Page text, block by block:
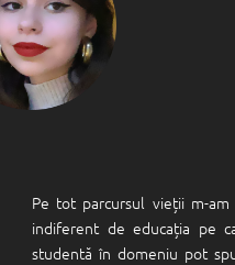
Pe tot parcursul vieții m-
indiferent de educația pe
studentă în domeniu pot